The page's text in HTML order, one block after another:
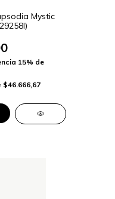
Mystic
15% de
$46.666,67